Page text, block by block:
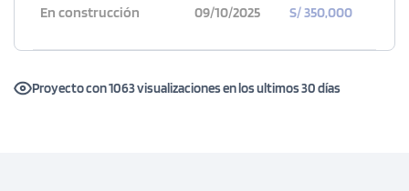
En construcción 09/10/2025 S/ 350,000
Proyecto con 1063 visualizaciones en los ultimos 30 días